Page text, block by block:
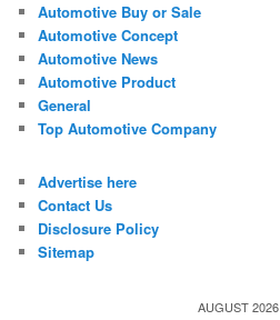
Automotive Buy or Sale
Automotive Concept
Automotive News
Automotive Product
General
Top Automotive Company
Advertise here
Contact Us
Disclosure Policy
Sitemap
AUGUST 2026